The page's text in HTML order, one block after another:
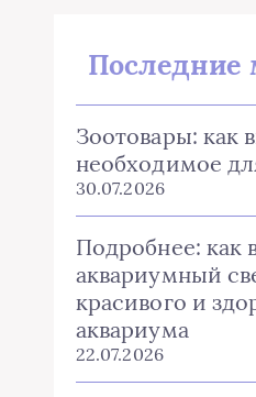
Последние
Зоотовары: как
необходимое
30.07.2026
Подробнее: как
аквариумный
красивого и
аквариума
22.07.2026